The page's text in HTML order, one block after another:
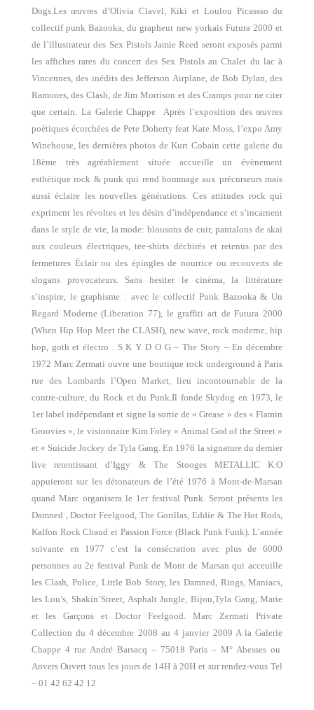
Dogs.Les œuvres d’Olivia Clavel, Kiki et Loulou Picassso du
collectif punk Bazooka, du grapheur new yorkais Futura 2000 et
de l’illustrateur des Sex Pistols Jamie Reed seront exposés parmi
les affiches rares du concert des Sex Pistols au Chalet du lac à
Vincennes, des inédits des Jefferson Airplane, de Bob Dylan, des
Ramones, des Clash, de Jim Morrison et des Cramps pour ne citer
que certain. La Galerie Chappe
Après l’exposition des œuvres
poétiques écorchées de Pete Doherty feat Kate Moss, l’expo Amy
Winehouse, les dernières photos de Kurt Cobain cette galerie du
18ème très agréablement située accueille un évènement
esthétique rock & punk qui rend hommage aux précurseurs mais
aussi éclaire les nouvelles générations. Ces attitudes rock qui
expriment les révoltes et les désirs d’indépendance et s’incarnent
dans le style de vie, la mode: blousons de cuir, pantalons de skaï
aux couleurs électriques, tee-shirts déchirés et retenus par des
fermetures Éclair ou des épingles de nourrice ou recouverts de
slogans provocateurs. Sans hesiter le cinéma, la littérature
s’inspire, le graphisme : avec le collectif Punk Bazooka & Un
Regard Moderne (Liberation 77), le graffiti art de Futura 2000
(When Hip Hop Meet the CLASH), new wave, rock moderne, hip
hop, goth et électro . S K Y D O G – The Story – En décembre
1972 Marc Zermati ouvre une boutique rock underground à Paris
rue des Lombards l’Open Market, lieu incontournable de la
contre-culture, du Rock et du Punk.Il fonde Skydog en 1973, le
1er label indépendant et signe la sortie de « Grease » des « Flamin
Groovies », le visionnaire Kim Foley « Animal God of the Street »
et « Suicide Jockey de Tyla Gang. En 1976 la signature du dernier
live retentissant d’Iggy & The Stooges METALLIC K.O
appuieront sur les détonateurs de l’été 1976 à Mont-de-Marsan
quand Marc organisera le 1er festival Punk. Seront présents les
Damned , Doctor Feelgood, The Gorillas, Eddie & The Hot Rods,
Kalfon Rock Chaud et Passion Force (Black Punk Funk).L’année
suivante en 1977 c’est la consécration avec plus de 6000
personnes au 2e festival Punk de Mont de Marsan qui acceuille
les Clash, Police, Little Bob Story, les Damned, Rings, Maniacs,
les Lou’s, Shakin’Street, Asphalt Jungle, Bijou,Tyla Gang, Marie
et les Garçons et Doctor Feelgood. Marc Zermati Private
Collection du 4 décembre 2008 au 4 janvier 2009 Ala Galerie
Chappe 4 rue André Barsacq – 75018 Paris – M° Abesses ou
Anvers Ouvert tous les jours de 14H à 20H et sur rendez-vous Tel
– 01 42 62 42 12